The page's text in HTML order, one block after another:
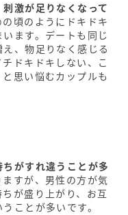
激が足りなくなって
頃のようにドキドキ
ます。デートも同じ
、物足りなく感じる
ドキドキしない、こ
思い悩むカップルも
がすれ違うことが多
すが、男性の方が気
が盛り上がり、お互
ことが多いです。